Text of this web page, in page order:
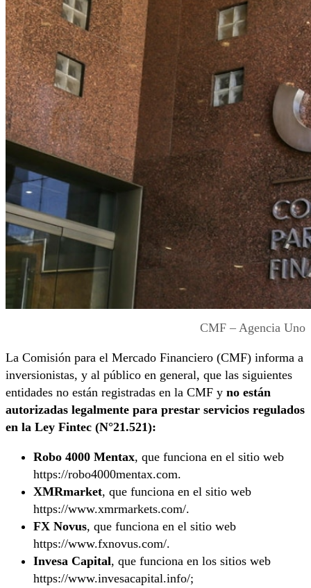
CMF – Agencia Uno
La Comisión para el Mercado Financiero (CMF) informa a
inversionistas, y al público en general, que las siguientes
entidades no están registradas en la CMF y no están
autorizadas legalmente para prestar servicios regulados
en la Ley Fintec (N°21.521):
Robo 4000 Mentax, que funciona en el sitio web
https://robo4000mentax.com.
XMRmarket, que funciona en el sitio web
https://www.xmrmarkets.com/.
FX Novus, que funciona en el sitio web
https://www.fxnovus.com/.
Invesa Capital, que funciona en los sitios web
https://www.invesacapital.info/;